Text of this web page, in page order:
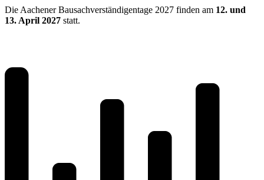
Die Aachener Bausachverständigentage 2027 finden am 12. und
13. April 2027 statt.